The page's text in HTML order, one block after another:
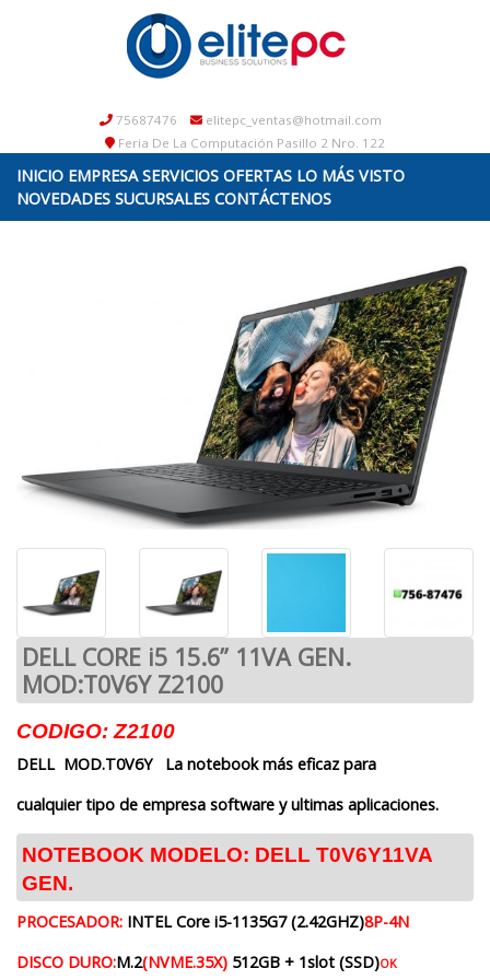
75687476
elitepc_ventas@hotmail.com
Feria De La Computación Pasillo 2 Nro. 122
INICIO EMPRESA SERVICIOS OFERTAS LO MÁS VISTO
NOVEDADES SUCURSALES CONTÁCTENOS
DELL CORE i5 15.6” 11VA GEN.
MOD:T0V6Y Z2100
CODIGO: Z2100
DELL MOD.T0V6Y La notebook más eficaz para
cualquier tipo de empresa software y ultimas aplicaciones.
NOTEBOOK MODELO: DELL T0V6Y11VA
GEN.
PROCESADOR: INTEL Core i5-1135G7 (2.42GHZ)8P-4N
DISCO DURO:M.2(NVME.35X) 512GB + 1slot (SSD)OK